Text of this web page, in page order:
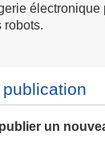
électronique
robots.
un